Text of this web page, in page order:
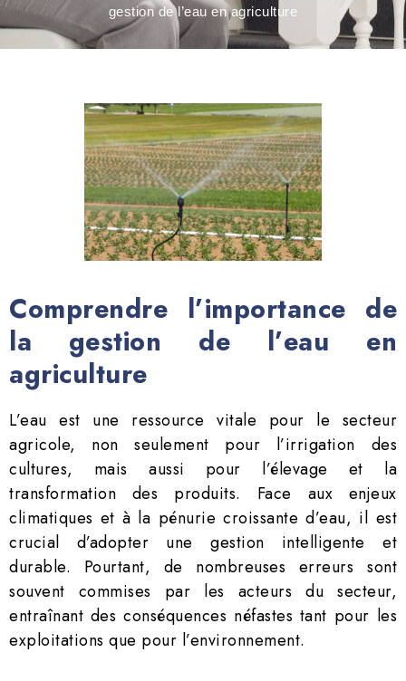
gestion de l’eau en agriculture
Comprendre l’importance de
la gestion de l’eau en
agriculture
L’eau est une ressource vitale pour le secteur
agricole, non seulement pour l’irrigation des
cultures, mais aussi pour l’élevage et la
transformation des produits. Face aux enjeux
climatiques et à la pénurie croissante d’eau, il est
crucial d’adopter une gestion intelligente et
durable. Pourtant, de nombreuses erreurs sont
souvent commises par les acteurs du secteur,
entraînant des conséquences néfastes tant pour les
exploitations que pour l’environnement.